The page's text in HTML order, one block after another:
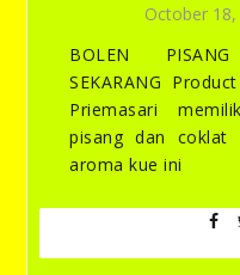
October
BOLEN
SEKARANG
Priemasari
pisang dan
aroma kue ini